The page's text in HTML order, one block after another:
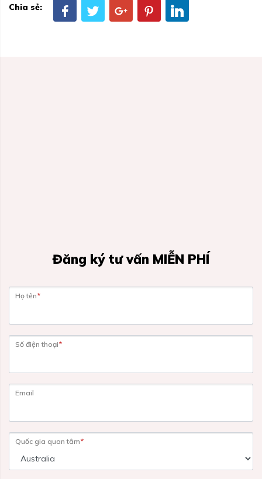
Chia sẻ:
Đăng ký tư vấn MIỄN PHÍ
Họ tên*
Số điện thoại*
Email
Quốc gia quan tâm*